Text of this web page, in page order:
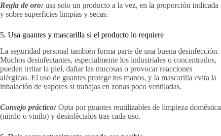
Regla de oro: usa solo un producto a la vez, en la proporción indicada
y sobre superficies limpias y secas.
5. Usa guantes y mascarilla si el producto lo requiere
La seguridad personal también forma parte de una buena desinfección.
Muchos desinfectantes, especialmente los industriales o concentrados,
pueden irritar la piel, dañar las mucosas o provocar reacciones
alérgicas. El uso de guantes protege tus manos, y la mascarilla evita la
inhalación de vapores si trabajas en zonas poco ventiladas.
Consejo práctico: Opta por guantes reutilizables de limpieza doméstica
(nitrilo o vinilo) y desinféctalos tras cada uso.